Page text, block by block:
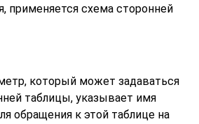
применяется схема сторонней
который может задаваться
таблицы, указывает имя
обращения к этой таблице на